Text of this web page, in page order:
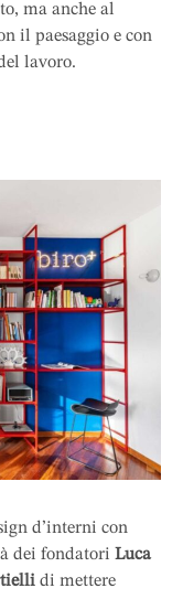
ma anche al
il paesaggio e con
lavoro.
d’interni con
dei fondatori Luca
di mettere